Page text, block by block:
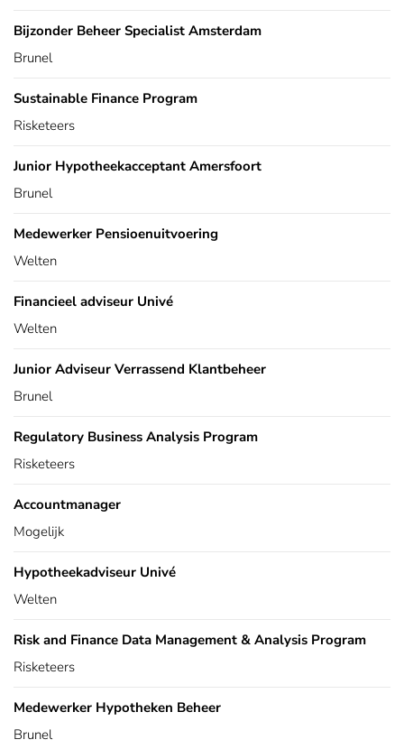
Bijzonder Beheer Specialist Amsterdam
Brunel
Sustainable Finance Program
Risketeers
Junior Hypotheekacceptant Amersfoort
Brunel
Medewerker Pensioenuitvoering
Welten
Financieel adviseur Univé
Welten
Junior Adviseur Verrassend Klantbeheer
Brunel
Regulatory Business Analysis Program
Risketeers
Accountmanager
Mogelijk
Hypotheekadviseur Univé
Welten
Risk and Finance Data Management & Analysis Program
Risketeers
Medewerker Hypotheken Beheer
Brunel